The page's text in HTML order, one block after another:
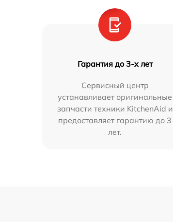
Гарантия до 3-х лет
Сервисный центр
устанавливает оригинальные
запчасти техники KitchenAid и
предоставляет гарантию до 3
лет.